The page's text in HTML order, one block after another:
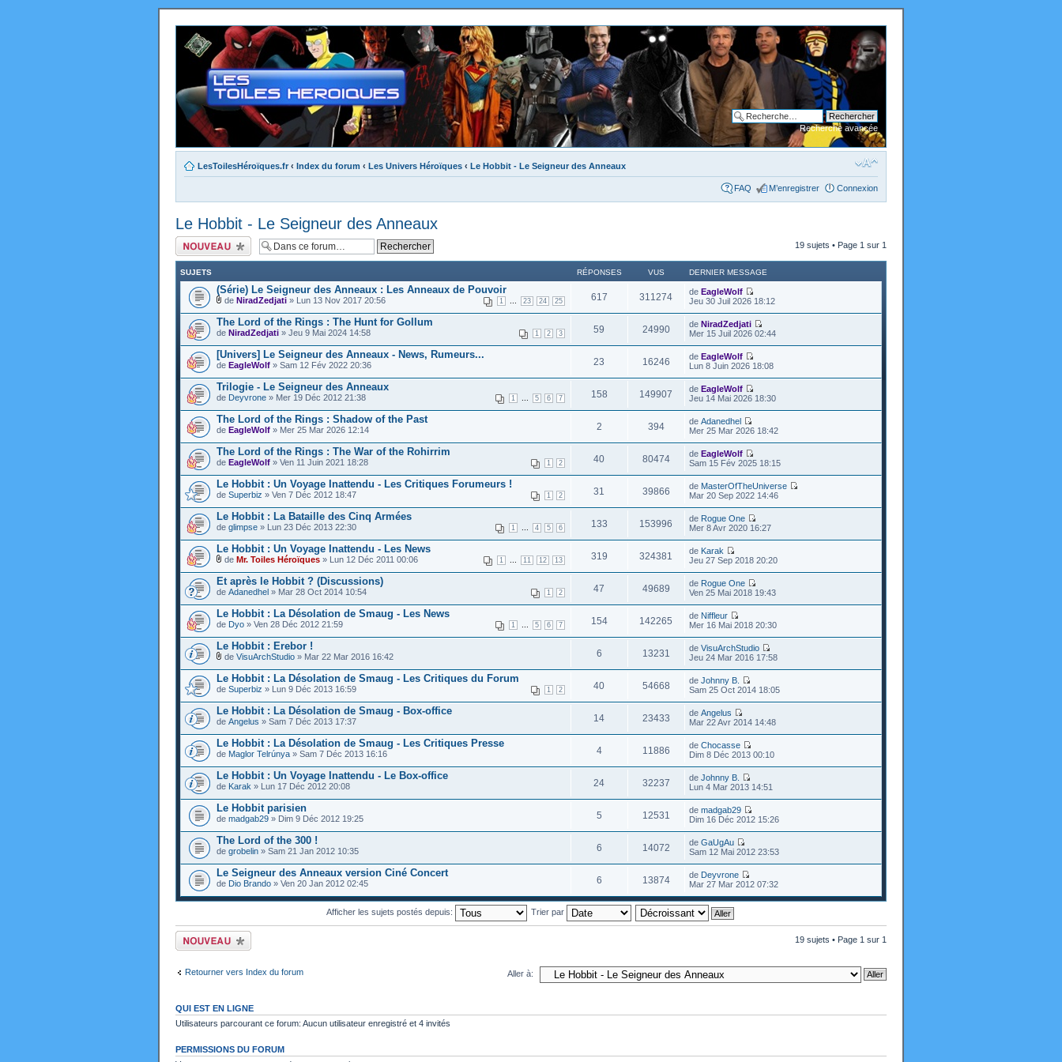
Recherche avancée
LesToilesHéroïques.fr ‹ Index du forum ‹ Les Univers Héroïques ‹ Le Hobbit - Le Seigneur des Anneaux
FAQ M’enregistrer Connexion
Le Hobbit - Le Seigneur des Anneaux
Ecrire un nouveau
sujet
19 sujets • Page 1 sur 1
SUJETS RÉPONSES VUS DERNIER MESSAGE
(Série) Le Seigneur des Anneaux : Les Anneaux de Pouvoir
1 23 24 25
de NiradZedjati » Lun 13 Nov 2017 20:56 617 311274 de EagleWolf
Jeu 30 Juil 2026 18:12
The Lord of the Rings : The Hunt for Gollum
1 2 3
de NiradZedjati » Jeu 9 Mai 2024 14:58 59 24990 de NiradZedjati
Mer 15 Juil 2026 02:44
[Univers] Le Seigneur des Anneaux - News, Rumeurs...
de EagleWolf » Sam 12 Fév 2022 20:36 23 16246 de EagleWolf
Lun 8 Juin 2026 18:08
Trilogie - Le Seigneur des Anneaux
1 5 6 7
de Deyvrone » Mer 19 Déc 2012 21:38 158 149907 de EagleWolf
Jeu 14 Mai 2026 18:30
The Lord of the Rings : Shadow of the Past
de EagleWolf » Mer 25 Mar 2026 12:14 2 394 de Adanedhel
Mer 25 Mar 2026 18:42
The Lord of the Rings : The War of the Rohirrim
1 2
de EagleWolf » Ven 11 Juin 2021 18:28 40 80474 de EagleWolf
Sam 15 Fév 2025 18:15
Le Hobbit : Un Voyage Inattendu - Les Critiques Forumeurs !
1 2
de Superbiz » Ven 7 Déc 2012 18:47 31 39866 de MasterOfTheUniverse
Mar 20 Sep 2022 14:46
Le Hobbit : La Bataille des Cinq Armées
1 4 5 6
de glimpse » Lun 23 Déc 2013 22:30 133 153996 de Rogue One
Mer 8 Avr 2020 16:27
Le Hobbit : Un Voyage Inattendu - Les News
1 11 12 13
de Mr. Toiles Héroïques » Lun 12 Déc 2011 00:06 319 324381 de Karak
Jeu 27 Sep 2018 20:20
Et après le Hobbit ? (Discussions)
1 2
de Adanedhel » Mar 28 Oct 2014 10:54 47 49689 de Rogue One
Ven 25 Mai 2018 19:43
Le Hobbit : La Désolation de Smaug - Les News
1 5 6 7
de Dyo » Ven 28 Déc 2012 21:59 154 142265 de Niffleur
Mer 16 Mai 2018 20:30
Le Hobbit : Erebor !
de VisuArchStudio » Mar 22 Mar 2016 16:42 6 13231 de VisuArchStudio
Jeu 24 Mar 2016 17:58
Le Hobbit : La Désolation de Smaug - Les Critiques du Forum
1 2
de Superbiz » Lun 9 Déc 2013 16:59 40 54668 de Johnny B.
Sam 25 Oct 2014 18:05
Le Hobbit : La Désolation de Smaug - Box-office
de Angelus » Sam 7 Déc 2013 17:37 14 23433 de Angelus
Mar 22 Avr 2014 14:48
Le Hobbit : La Désolation de Smaug - Les Critiques Presse
de Maglor Telrúnya » Sam 7 Déc 2013 16:16 4 11886 de Chocasse
Dim 8 Déc 2013 00:10
Le Hobbit : Un Voyage Inattendu - Le Box-office
de Karak » Lun 17 Déc 2012 20:08 24 32237 de Johnny B.
Lun 4 Mar 2013 14:51
Le Hobbit parisien
de madgab29 » Dim 9 Déc 2012 19:25 5 12531 de madgab29
Dim 16 Déc 2012 15:26
The Lord of the 300 !
de grobelin » Sam 21 Jan 2012 10:35 6 14072 de GaUgAu
Sam 12 Mai 2012 23:53
Le Seigneur des Anneaux version Ciné Concert
de Dio Brando » Ven 20 Jan 2012 02:45 6 13874 de Deyvrone
Mar 27 Mar 2012 07:32
Afficher les sujets postés depuis: Trier par
Ecrire un nouveau
sujet
19 sujets • Page 1 sur 1
Retourner vers Index du forum Aller à:
QUI EST EN LIGNE
Utilisateurs parcourant ce forum: Aucun utilisateur enregistré et 4 invités
PERMISSIONS DU FORUM